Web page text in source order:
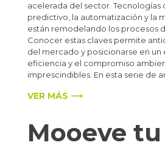
acelerada del sector. Tecnologías
predictivo, la automatización y la
están remodelando los procesos
Conocer estas claves permite
del mercado y posicionarse en
eficiencia y el compromiso
imprescindibles. En esta serie de
VER MÁS ⟶
Mooeve tu